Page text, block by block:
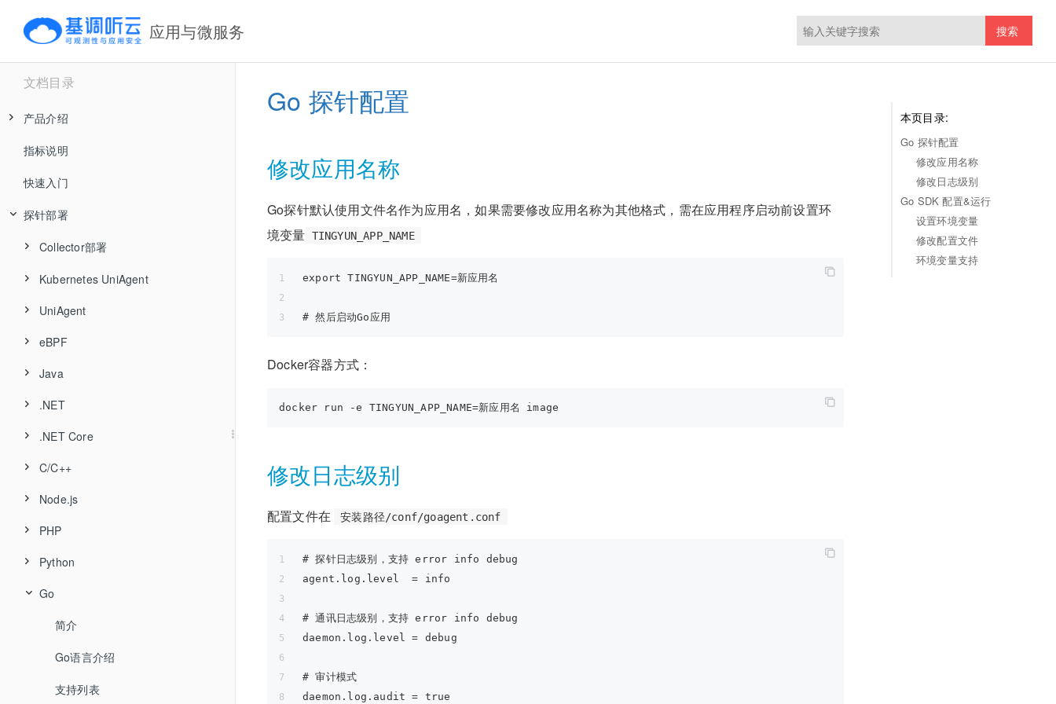
应用与微服务 搜索
文档目录
产品介绍
产品价值及典型场景
核心优势
工作原理
产品架构
安全和可靠性
指标说明
快速入门
探针部署
Collector部署
Collector在线部署
APM Collector离线部署
Collector配置
Kubernetes UniAgent
支持列表
安装
私有镜像仓库部署
监控Ingress
禁用
配置
升级
卸载
常见问题
UniAgent
UniAgent介绍
目录结构
平台和能力支持矩阵
支持列表
兼容性说明
防火墙配置
自动部署
组件监控配置
UniAgent相关命令
进程命名规则
应用命名规则
eBPF
简介
部署
配置
禁用
常见问题
Java
简介
支持列表
自动安装
手动安装
Docker安装
Kubernetes&Docker安装
常见问题
.NET
简介
支持列表
部署
禁用
配置
常见问题
.NET Core
简介
支持列表
部署
禁用/启用
卸载
常见问题
C/C++
简介
支持列表
安装和卸载
嵌码说明
Node.js
支持列表
部署
PHP
简介
部署
配置
禁用和启用
Python
支持列表
快速部署
部署方案建议
Go
简介
Go语言介绍
支持列表
本页目录:
Go 探针配置
修改应用名称
修改日志级别
Go SDK 配置&运行
设置环境变量
修改配置文件
环境变量支持
Go 探针配置
修改应用名称
Go探针默认使用文件名作为应用名，如果需要修改应用名称为其他格式，需在应用程序启动前设置环
境变量 TINGYUN_APP_NAME
export TINGYUN_APP_NAME=新应用名
# 然后启动Go应用
Docker容器方式：
修改日志级别
配置文件在 安装路径/conf/goagent.conf
# 探针日志级别，支持 error info debug
agent.log.level  = info
# 通讯日志级别，支持 error info debug
daemon.log.level = debug
# 审计模式
daemon.log.audit = true